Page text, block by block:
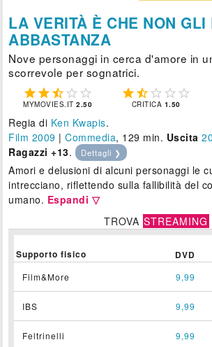
LA VERITÀ È CHE NON GLI
ABBASTANZA
Nove personaggi in cerca d'amore in
scorrevole per sognatrici.
    
MYMOVIES.IT2.50
    
CRITICA 1.50
Regia di Ken Kwapis.
Film 2009 |Commedia, 129 min. Uscita 20
Ragazzi +13. Dettagli ❯
Amori e delusioni di alcuni personaggi le
intrecciano, riflettendo sulla fallibilità del
umano. Espandi ▽
TROVA STREAMING
Supporto fisico DVD
Film&More 9,99
IBS 9,99
Feltrinelli 9,99